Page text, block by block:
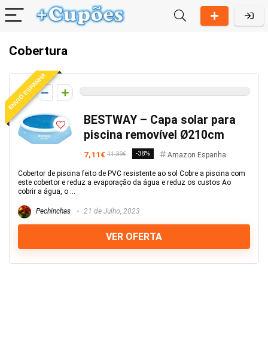
Cobertura
ENVIO ESPANHA
0
BESTWAY – Capa solar para
piscina removível Ø210cm
7,11€ 11,39€ -38% Amazon Espanha
Cobertor de piscina feito de PVC resistente ao sol Cobre a piscina com
este cobertor e reduz a evaporação da água e reduz os custos Ao
cobrir a água, o ...
Pechinchas 21 de Julho, 2023
VER OFERTA